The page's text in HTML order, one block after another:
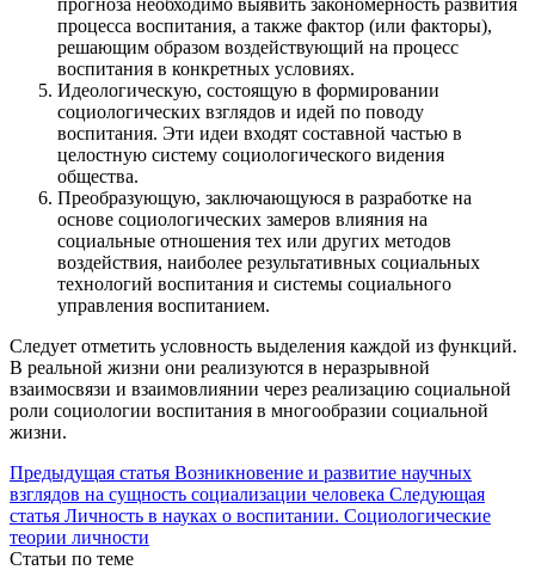
процесса воспитания, а также фактор (или факторы),
решающим образом воздействующий на процесс
воспитания в конкретных условиях.
Идеологическую, состоящую в формировании
социологических взглядов и идей по поводу
воспитания. Эти идеи входят составной частью в
целостную систему социологического видения
общества.
Преобразующую, заключающуюся в разработке на
основе социологических замеров влияния на
социальные отношения тех или других методов
воздействия, наиболее результативных социальных
технологий воспитания и системы социального
управления воспитанием.
Следует отметить условность выделения каждой из функций.
В реальной жизни они реализуются в неразрывной
взаимосвязи и взаимовлиянии через реализацию социальной
роли социологии воспитания в многообразии социальной
жизни.
Предыдущая статья Возникновение и развитие научных
взглядов на сущность социализации человека Следующая
статья Личность в науках о воспитании. Социологические
теории личности
Статьи по теме